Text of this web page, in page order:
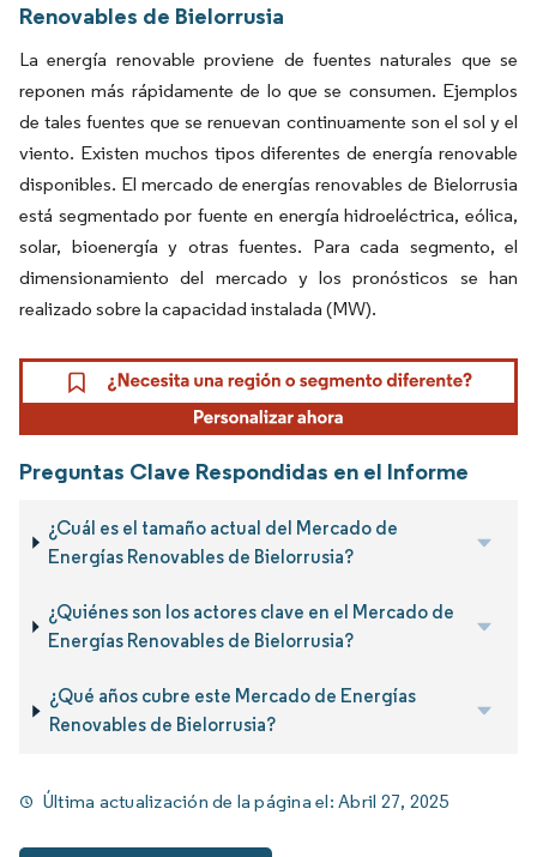
Renovables de Bielorrusia
La energía renovable proviene de fuentes naturales que se
reponen más rápidamente de lo que se consumen. Ejemplos
de tales fuentes que se renuevan continuamente son el sol y el
viento. Existen muchos tipos diferentes de energía renovable
disponibles. El mercado de energías renovables de Bielorrusia
está segmentado por fuente en energía hidroeléctrica, eólica,
solar, bioenergía y otras fuentes. Para cada segmento, el
dimensionamiento del mercado y los pronósticos se han
realizado sobre la capacidad instalada (MW).
Preguntas Clave Respondidas en el Informe
¿Cuál es el tamaño actual del Mercado de
Energías Renovables de Bielorrusia?
¿Quiénes son los actores clave en el Mercado de
Energías Renovables de Bielorrusia?
¿Qué años cubre este Mercado de Energías
Renovables de Bielorrusia?
Última actualización de la página el:Abril 27, 2025